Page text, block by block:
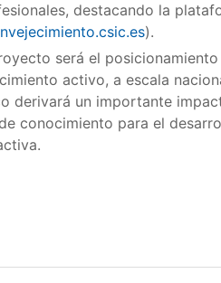
destacando la
).
será el
activo, a escala
derivará un importante
conocimiento para el